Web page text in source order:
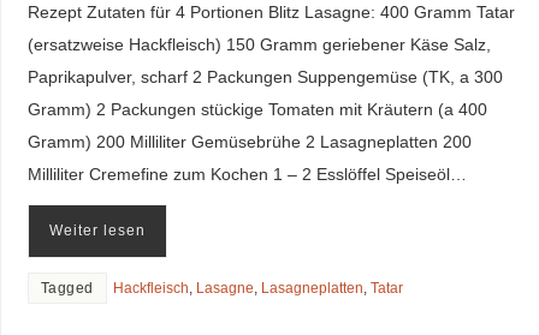
Rezept Zutaten für 4 Portionen Blitz Lasagne: 400 Gramm Tatar
(ersatzweise Hackfleisch) 150 Gramm geriebener Käse Salz,
Paprikapulver, scharf 2 Packungen Suppengemüse (TK, a 300
Gramm) 2 Packungen stückige Tomaten mit Kräutern (a 400
Gramm) 200 Milliliter Gemüsebrühe 2 Lasagneplatten 200
Milliliter Cremefine zum Kochen 1 – 2 Esslöffel Speiseöl…
Weiter lesen
Tagged Hackfleisch, Lasagne, Lasagneplatten, Tatar